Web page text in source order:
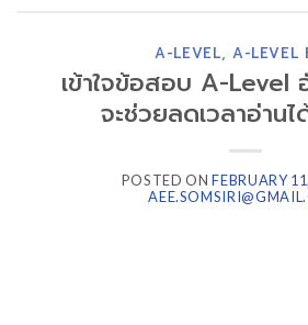
A-LEVEL, A-LEVEL
เข้าใจข้อสอบ A-
จะช่วยลดเวลาอ่านไ
POSTED ONFEBRUARY